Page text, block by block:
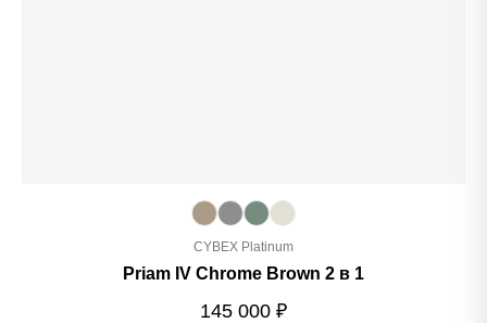
CYBEX Platinum
Priam IV Chrome Brown 2 в 1
145 000 ₽